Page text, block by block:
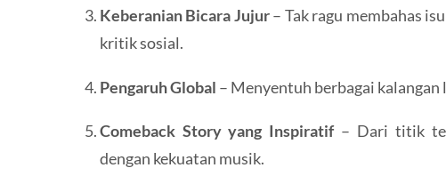
Keberanian Bicara Jujur– Tak ragu membahas
kritik sosial.
Pengaruh Global – Menyentuh berbagai
Comeback Story yang Inspiratif– Dari titik
dengan kekuatan musik.